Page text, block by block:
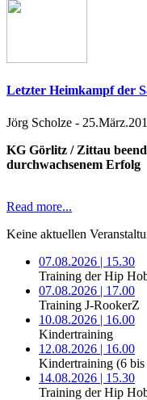
Letzter Heimkampf der
Jörg Scholze -
KG Görlitz / Zittau
durchwachsenem Erfolg
Read more...
Keine aktuellen
07.08.2026 | 15.30
Training der Hip
07.08.2026 | 17.00
Training J-RookerZ
10.08.2026 | 16.00
Kindertraining
12.08.2026 | 16.00
Kindertraining (6
14.08.2026 | 15.30
Training der Hip